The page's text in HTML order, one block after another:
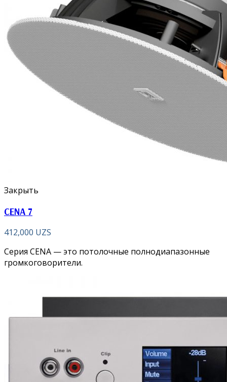
Закрыть
CENA 7
412,000 UZS
Серия CENA — это потолочные полнодиапазонные
громкоговорители.